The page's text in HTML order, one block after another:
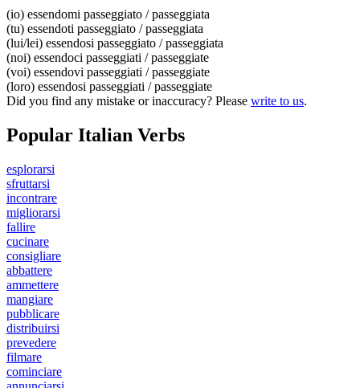
(io) essendomi passeggiato / passeggiata
(tu) essendoti passeggiato / passeggiata
(lui/lei) essendosi passeggiato / passeggiata
(noi) essendoci passeggiati / passeggiate
(voi) essendovi passeggiati / passeggiate
(loro) essendosi passeggiati / passeggiate
Did you find any mistake or inaccuracy? Please write to us.
Popular Italian Verbs
esplorarsi
sfruttarsi
incontrare
migliorarsi
fallire
cucinare
consigliare
abbattere
ammettere
mangiare
pubblicare
distribuirsi
prevedere
filmare
cominciare